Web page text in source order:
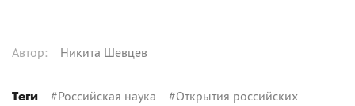
Автор: Никита Шевцев
Теги #Российская наука #Открытия российских